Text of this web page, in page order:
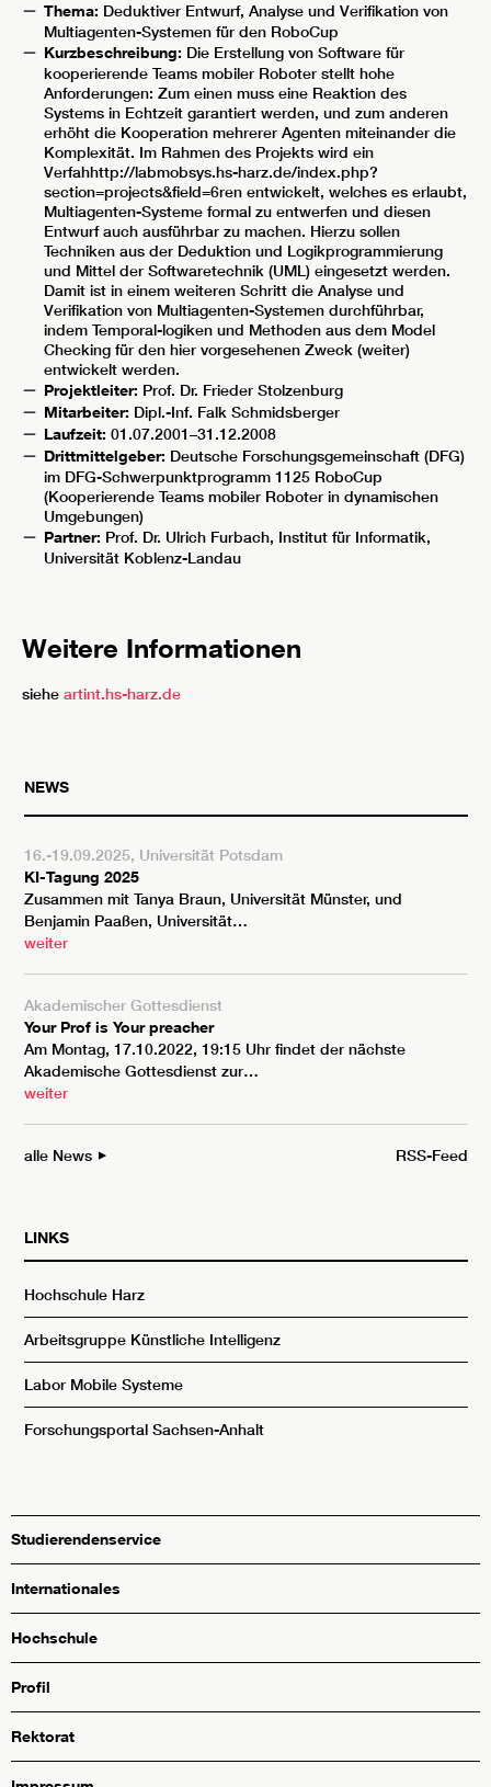
Thema: Deduktiver Entwurf, Analyse und Verifikation von
Multiagenten-Systemen für den RoboCup
Kurzbeschreibung: Die Erstellung von Software für
kooperierende Teams mobiler Roboter stellt hohe
Anforderungen: Zum einen muss eine Reaktion des
Systems in Echtzeit garantiert werden, und zum anderen
erhöht die Kooperation mehrerer Agenten miteinander die
Komplexität. Im Rahmen des Projekts wird ein
Verfahhttp://labmobsys.hs-harz.de/index.php?
section=projects&field=6ren entwickelt, welches es erlaubt,
Multiagenten-Systeme formal zu entwerfen und diesen
Entwurf auch ausführbar zu machen. Hierzu sollen
Techniken aus der Deduktion und Logikprogrammierung
und Mittel der Softwaretechnik (UML) eingesetzt werden.
Damit ist in einem weiteren Schritt die Analyse und
Verifikation von Multiagenten-Systemen durchführbar,
indem Temporal-logiken und Methoden aus dem Model
Checking für den hier vorgesehenen Zweck (weiter)
entwickelt werden.
Projektleiter: Prof. Dr. Frieder Stolzenburg
Mitarbeiter: Dipl.-Inf. Falk Schmidsberger
Laufzeit: 01.07.2001–31.12.2008
Drittmittelgeber: Deutsche Forschungsgemeinschaft (DFG)
im DFG-Schwerpunktprogramm 1125 RoboCup
(Kooperierende Teams mobiler Roboter in dynamischen
Umgebungen)
Partner: Prof. Dr. Ulrich Furbach, Institut für Informatik,
Universität Koblenz-Landau
Weitere Informationen
siehe artint.hs-harz.de
NEWS
16.-19.09.2025, Universität Potsdam
KI-Tagung 2025
Zusammen mit Tanya Braun, Universität Münster, und
Benjamin Paaßen, Universität…
weiter
Akademischer Gottesdienst
Your Prof is Your preacher
Am Montag, 17.10.2022, 19:15 Uhr findet der nächste
Akademische Gottesdienst zur…
weiter
alle News RSS-Feed
LINKS
Hochschule Harz
Arbeitsgruppe Künstliche Intelligenz
Labor Mobile Systeme
Forschungsportal Sachsen-Anhalt
Studierendenservice
Internationales
Hochschule
Profil
Rektorat